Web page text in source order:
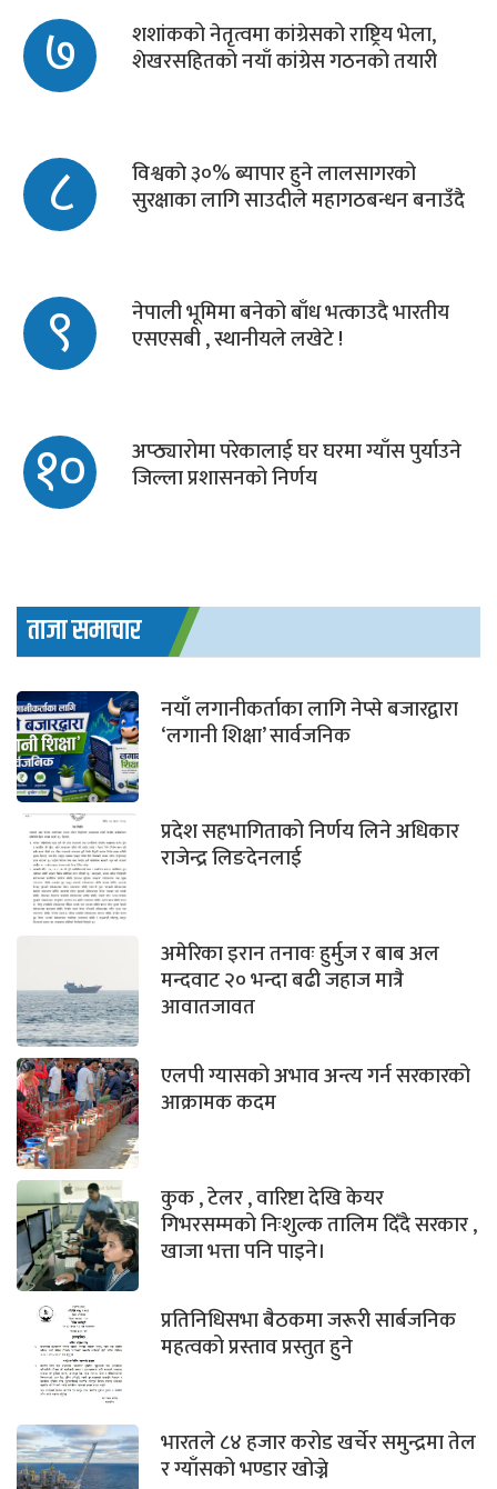
७ शशांकको नेतृत्वमा कांग्रेसको राष्ट्रिय भेला,
शेखरसहितको नयाँ कांग्रेस गठनको तयारी
८ विश्वकाे ३०% ब्यापार हुने लालसागरको
सुरक्षाका लागि साउदीले महागठबन्धन बनाउँदै
९ नेपाली भूमिमा बनेको बाँध भत्काउदै भारतीय
एसएसबी , स्थानीयले लखेटे !
१० अप्ठ्यारोमा परेकालाई घर घरमा ग्याँस पुर्याउने
जिल्ला प्रशासनको निर्णय
ताजा समाचार
नयाँ लगानीकर्ताका लागि नेप्से बजारद्वारा
‘लगानी शिक्षा’ सार्वजनिक
प्रदेश सहभागिताको निर्णय लिने अधिकार
राजेन्द्र लिङदेनलाई
अमेरिका इरान तनावः हुर्मुज र बाब अल
मन्दवाट २० भन्दा बढी जहाज मात्रै
आवातजावत
एलपी ग्यासको अभाव अन्त्य गर्न सरकारको
आक्रामक कदम
कुक , टेलर , वारिष्टा देखि केयर
गिभरसम्मको निःशुल्क तालिम दिँदै सरकार ,
खाजा भत्ता पनि पाइने।
प्रतिनिधिसभा बैठकमा जरूरी सार्बजनिक
महत्वको प्रस्ताव प्रस्तुत हुने
भारतले ८४ हजार करोड खर्चेर समुन्द्रमा तेल
र ग्याँसको भण्डार खोज्ने